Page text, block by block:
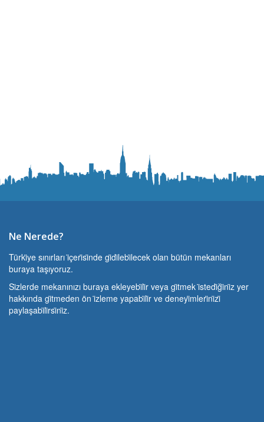
Ne Nerede?
Türki̇ye sınırları i̇çeri̇si̇nde gi̇di̇lebi̇lecek olan bütün mekanları
buraya taşıyoruz.
Si̇zlerde mekanınızı buraya ekleyebi̇li̇r veya gi̇tmek i̇stedi̇ği̇ni̇z yer
hakkında gi̇tmeden ön i̇zleme yapabi̇li̇r ve deneyi̇mleri̇ni̇zi̇
paylaşabi̇li̇rsi̇ni̇z.